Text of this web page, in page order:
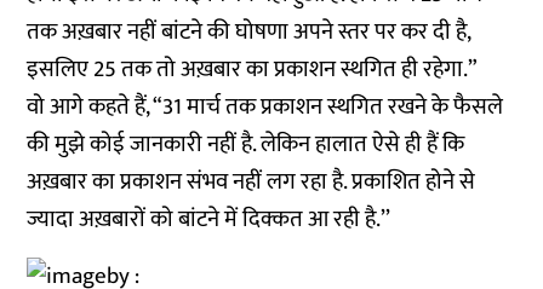
तक अख़बार नहीं बांटने की घोषणा अपने स्तर पर कर दी है,
इसलिए 25 तक तो अख़बार का प्रकाशन स्थगित ही रहेगा.”
वो आगे कहते हैं, “31 मार्च तक प्रकाशन स्थगित रखने के फैसले
की मुझे कोई जानकारी नहीं है. लेकिन हालात ऐसे ही हैं कि
अख़बार का प्रकाशन संभव नहीं लग रहा है. प्रकाशित होने से
ज्यादा अख़बारों को बांटने में दिक्कत आ रही है.’’